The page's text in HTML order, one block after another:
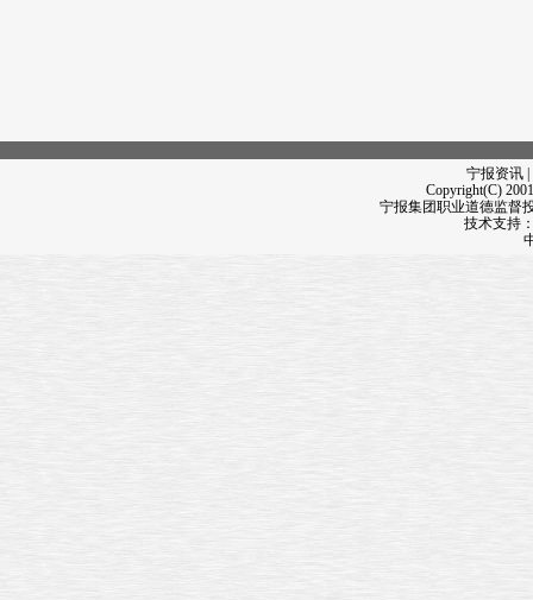
宁报资讯
Copyright(C)
宁报集团职业道德监督
技术支持